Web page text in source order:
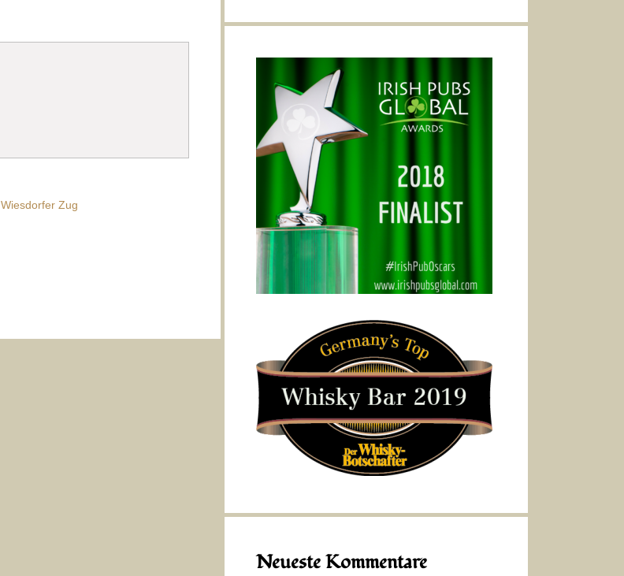
Wiesdorfer Zug
Neueste Kommentare